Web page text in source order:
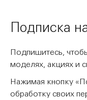
Подписка
Подпишитесь,
моделях, акциях и
Нажимая кнопку
обработку своих